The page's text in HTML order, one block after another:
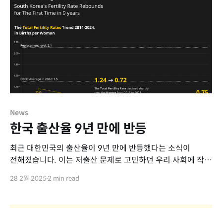
News
한국 출산율 9년 만에 반등
​최근 대한민국의 출산율이 9년 만에 반등했다는 소식이
전해졌습니다. 이는 저출산 문제로 고민하던 우리 사회에 작은
미치지 못하지만, 이번 반등의 의미와 앞으로의 과제를 함께
28 2월 20252 min read